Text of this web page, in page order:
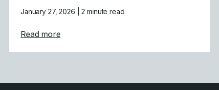
January 27, 2026 | 2 minute read
Read moreabout Mastercam CONNECT: Tidig